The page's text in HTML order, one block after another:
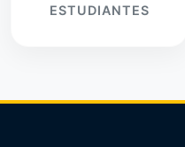
ESTUDIANTES